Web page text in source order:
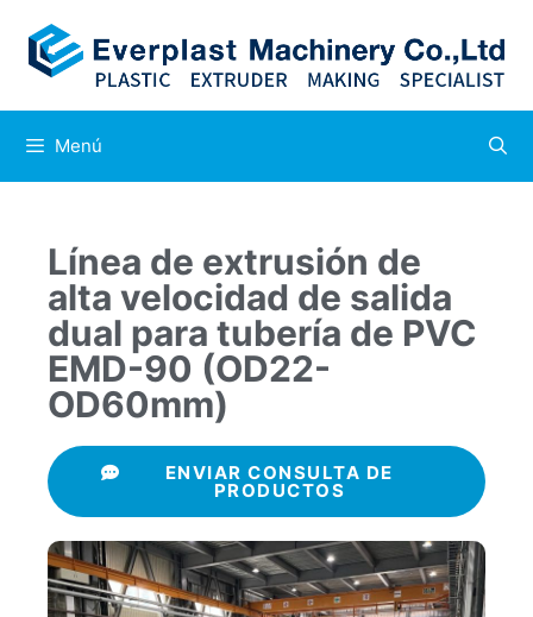
Menú
Línea de extrusión de
alta velocidad de salida
dual para tubería de PVC
EMD-90 (OD22-
OD60mm)
ENVIAR CONSULTA DE
PRODUCTOS